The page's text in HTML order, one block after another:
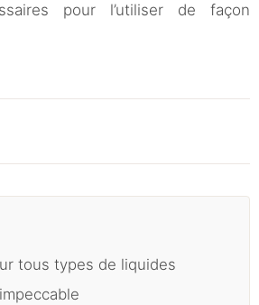
pour l’utiliser de façon
tous types de liquides